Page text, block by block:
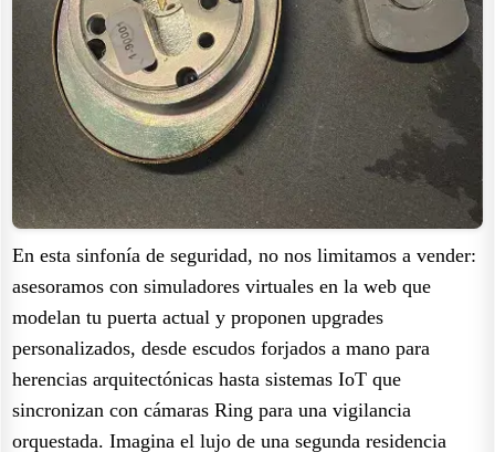
En esta sinfonía de seguridad, no nos limitamos a vender:
asesoramos con simuladores virtuales en la web que
modelan tu puerta actual y proponen upgrades
personalizados, desde escudos forjados a mano para
herencias arquitectónicas hasta sistemas IoT que
sincronizan con cámaras Ring para una vigilancia
orquestada. Imagina el lujo de una segunda residencia